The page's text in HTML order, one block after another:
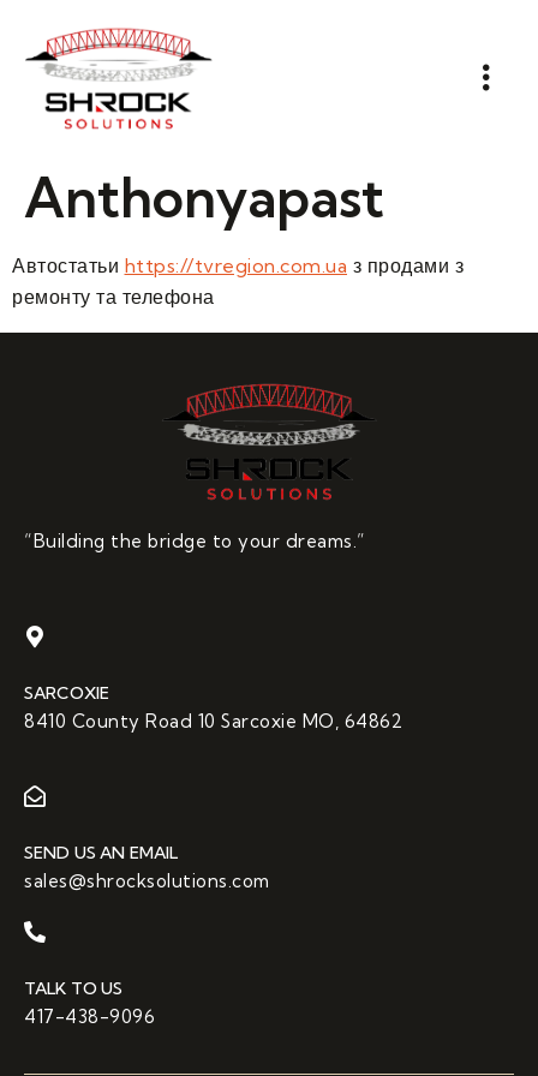
Anthonyapast
Автостатьи https://tvregion.com.ua з продами з
ремонту та телефона
“Building the bridge to your dreams.”
SARCOXIE
8410 County Road 10 Sarcoxie MO, 64862
SEND US AN EMAIL
sales@shrocksolutions.com
TALK TO US
417-438-9096